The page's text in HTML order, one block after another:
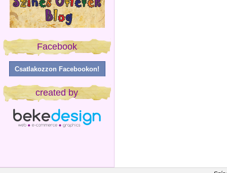
Facebook
Csatlakozzon Facebookon!
created by